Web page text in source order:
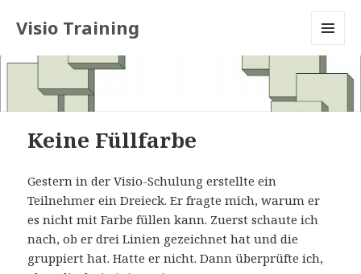
Visio Training
WIDGETS
Keine Füllfarbe
Gestern in der Visio-Schulung erstellte ein
Teilnehmer ein Dreieck. Er fragte mich, warum er
es nicht mit Farbe füllen kann. Zuerst schaute ich
nach, ob er drei Linien gezeichnet hat und die
gruppiert hat. Hatte er nicht. Dann überprüfte ich,